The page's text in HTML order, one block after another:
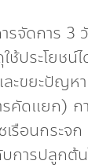
รจัดการ 3
ช้ประโยชน์
ะขยะปัญห
คัดแยก) ก
รือนกระจ
การปลูกต้